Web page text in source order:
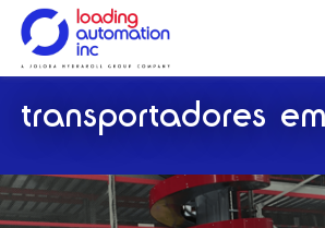
Loading
Automation
Inc
transportadores